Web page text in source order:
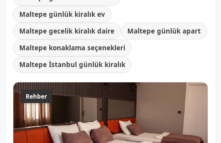
Maltepe günlük kiralık ev
Maltepe gecelik kiralık daire
Maltepe günlük apart
Maltepe konaklama seçenekleri
Maltepe İstanbul günlük kiralık
Rehber